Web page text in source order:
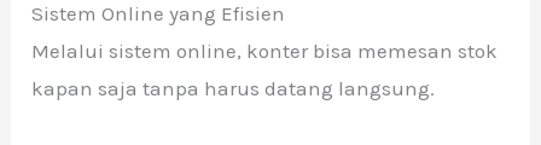
Sistem Online yang Efisien
Melalui sistem online, konter bisa memesan stok
kapan saja tanpa harus datang langsung.